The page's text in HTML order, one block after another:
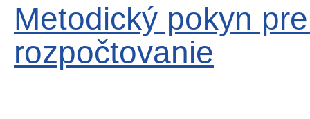
Metodický pokyn
rozpočtovanie